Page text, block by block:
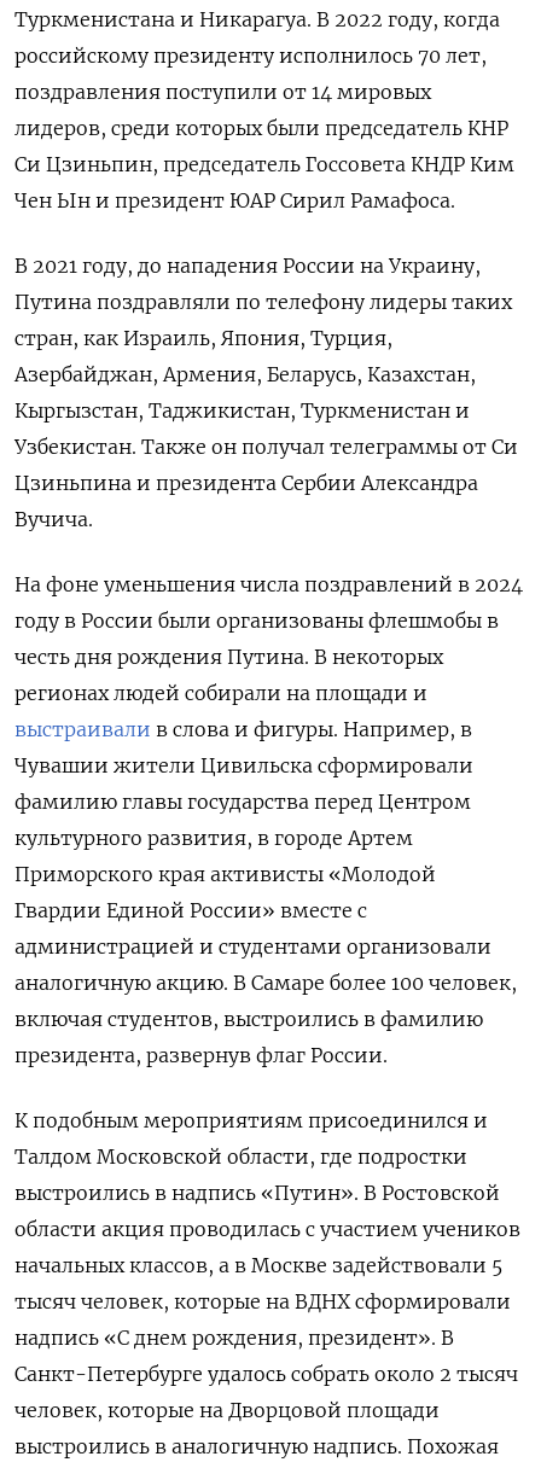
Туркменистана и Никарагуа. В 2022 году, когда
российскому президенту исполнилось 70 лет,
поздравления поступили от 14 мировых
лидеров, среди которых были председатель КНР
Си Цзиньпин, председатель Госсовета КНДР Ким
Чен Ын и президент ЮАР Сирил Рамафоса.
В 2021 году, до нападения России на Украину,
Путина поздравляли по телефону лидеры таких
стран, как Израиль, Япония, Турция,
Азербайджан, Армения, Беларусь, Казахстан,
Кыргызстан, Таджикистан, Туркменистан и
Узбекистан. Также он получал телеграммы от Си
Цзиньпина и президента Сербии Александра
Вучича.
На фоне уменьшения числа поздравлений в 2024
году в России были организованы флешмобы в
честь дня рождения Путина. В некоторых
регионах людей собирали на площади и
выстраивали в слова и фигуры. Например, в
Чувашии жители Цивильска сформировали
фамилию главы государства перед Центром
культурного развития, в городе Артем
Приморского края активисты «Молодой
Гвардии Единой России» вместе с
администрацией и студентами организовали
аналогичную акцию. В Самаре более 100 человек,
включая студентов, выстроились в фамилию
президента, развернув флаг России.
К подобным мероприятиям присоединился и
Талдом Московской области, где подростки
выстроились в надпись «Путин». В Ростовской
области акция проводилась с участием учеников
начальных классов, а в Москве задействовали 5
тысяч человек, которые на ВДНХ сформировали
надпись «С днем рождения, президент». В
Санкт-Петербурге удалось собрать около 2 тысяч
человек, которые на Дворцовой площади
выстроились в аналогичную надпись. Похожая